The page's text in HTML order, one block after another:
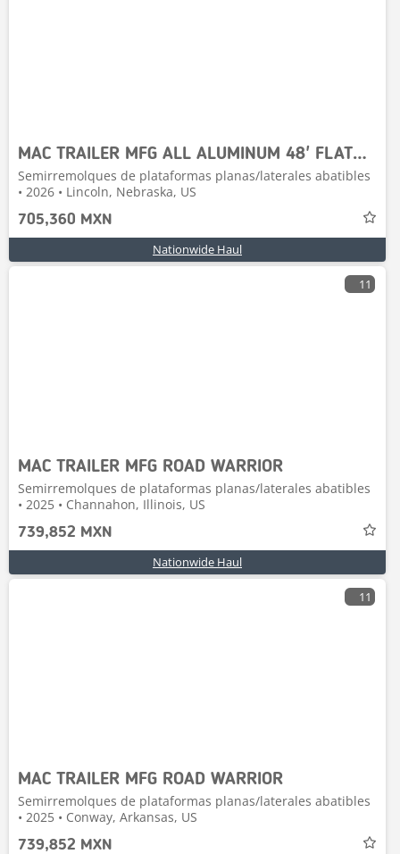
MAC TRAILER MFG ALL ALUMINUM 48' FLATBED W/TOOLBOX
Semirremolques de plataformas planas/laterales abatibles
• 2026 • Lincoln, Nebraska, US
705,360 MXN
Nationwide Haul
11
MAC TRAILER MFG ROAD WARRIOR
Semirremolques de plataformas planas/laterales abatibles
• 2025 • Channahon, Illinois, US
739,852 MXN
Nationwide Haul
11
MAC TRAILER MFG ROAD WARRIOR
Semirremolques de plataformas planas/laterales abatibles
• 2025 • Conway, Arkansas, US
739,852 MXN